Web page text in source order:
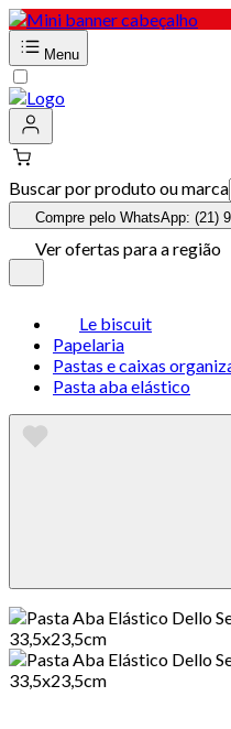
Menu
Buscar por produto ou marca
Compre pelo WhatsApp: (21)
Ver ofertas para a região
Le biscuit
Papelaria
Pastas e caixas
Pasta aba elástico